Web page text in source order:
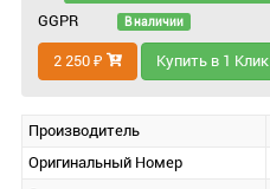
GGPR В наличии
2 250 ₽ Купить в 1 Клик
Производитель
Оригинальный Номер